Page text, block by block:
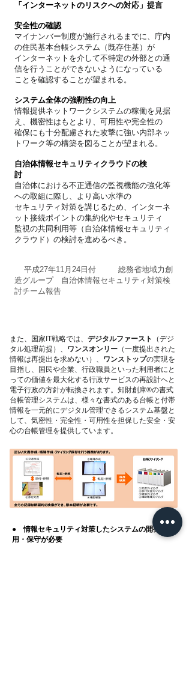
「インターネットのリスクへの対応」提言
安全性の確認
マイナンバー制度が施行されるまでに、庁内
の住民基本台帳システム（既存住基）が
インターネットを介して不特定の外部との通
信を行うことができないようになっている
ことを確認することが望まれる。
システム全体の強靭性の向上
情報提供ネットワークシステムの稼働を見据
え、 機密性はもとより、可用性や完全性の
確保にも十分配慮された攻撃に強い内部ネッ
トワーク等の構築を図ることが望まれる。
自治体情報セキュリティクラウドの検
討
自治体における不正通信の監視機能の強化等
への取組に際し、より高い水準の
セキュリティ対策を講じるため、インターネ
ット接続ポイントの集約化やセキュリティ
監視の共同利用等（自治体情報セキュリティ
クラウド）の検討を進めるべき。
平成27年11月24日付 総務省地域力創
造グループ 自治体情報セキュリティ対策検
討チーム報告
また、国家IT戦略では、 デジタルファースト
（デジ
タル処理前提）、 ワンスオンリー （一度提出された
情報は再提出を求めない）、 ワンストップの実現を
目指し、国民や企業、行政職員といった利用者にと
っての価値を最大化する行政サービスの再設計へと
電子行政の方針が転換されます。知財創庫®の書式
台帳管理システムは、様々な書式のある台帳と付帯
情報を一元的にデジタル管理できるシステム基盤と
して、気密性・完全性・可用性を担保した安全・安
心の台帳管理を提供しています。
●情報セキュリティ対策したシステムの開発・運
用・保守が必要